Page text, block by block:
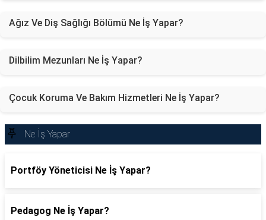
Ağız Ve Diş Sağlığı Bölümü Ne İş Yapar?
Dilbilim Mezunları Ne İş Yapar?
Çocuk Koruma Ve Bakım Hizmetleri Ne İş Yapar?
Ne İş Yapar
Portföy Yöneticisi Ne İş Yapar?
Pedagog Ne İş Yapar?